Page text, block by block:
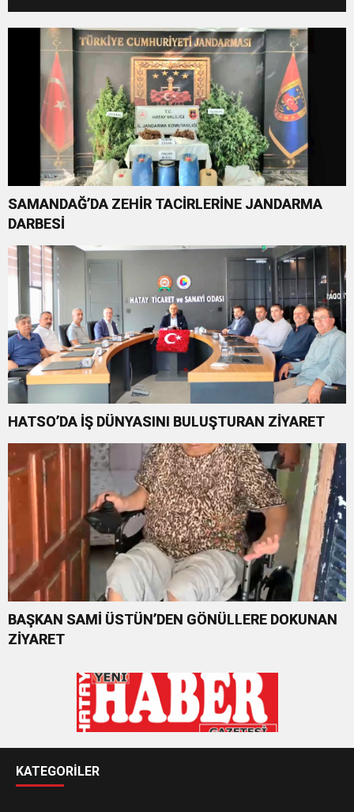
BAŞLADI
SAMANDAĞ’DA ZEHİR TACİRLERİNE JANDARMA
DARBESİ
HATSO’DA İŞ DÜNYASINI BULUŞTURAN ZİYARET
BAŞKAN SAMİ ÜSTÜN’DEN GÖNÜLLERE DOKUNAN
ZİYARET
KATEGORİLER